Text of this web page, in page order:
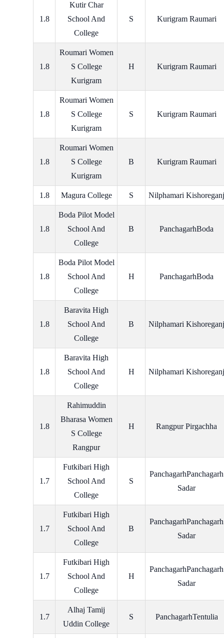
1.8
Kutir Char
School And
College
S Kurigram Raumari
1.8
Roumari Women
S College
Kurigram
H Kurigram Raumari
1.8
Roumari Women
S College
Kurigram
S Kurigram Raumari
1.8
Roumari Women
S College
Kurigram
B Kurigram Raumari
1.8 Magura College S Nilphamari Kishoreganj
1.8
Boda Pilot Model
School And
College
B PanchagarhBoda
1.8
Boda Pilot Model
School And
College
H PanchagarhBoda
1.8
Baravita High
School And
College
B Nilphamari Kishoreganj
1.8
Baravita High
School And
College
H Nilphamari Kishoreganj
1.8
Rahimuddin
Bharasa Women
S College
Rangpur
H Rangpur Pirgachha
1.7
Futkibari High
School And
College
S
PanchagarhPanchagarh
Sadar
1.7
Futkibari High
School And
College
B
PanchagarhPanchagarh
Sadar
1.7
Futkibari High
School And
College
H
PanchagarhPanchagarh
Sadar
1.7
Alhaj Tamij
Uddin College
S PanchagarhTentulia